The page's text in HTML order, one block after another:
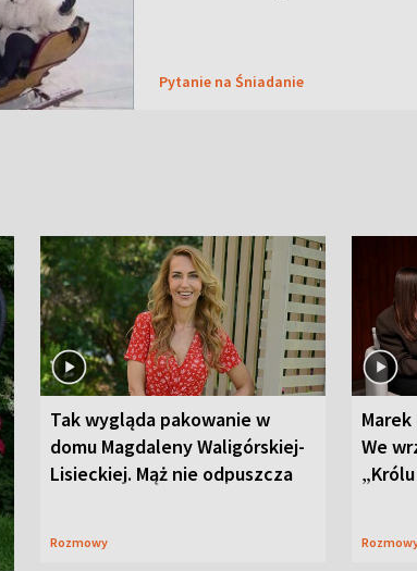
Pytanie na Śniadanie
Tak wygląda pakowanie w
domu Magdaleny Waligórskiej-
Lisieckiej. Mąż nie odpuszcza
Rozmowy
We